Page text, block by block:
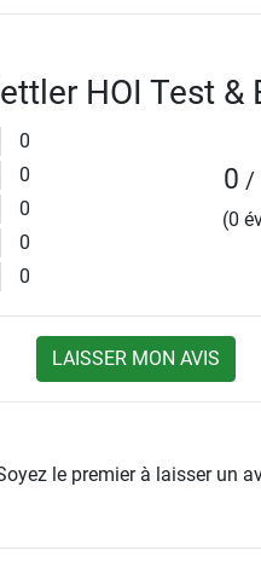
HOI Test &
0
0
0
0
0
0 /
(0
LAISSER MON AVIS
le premier à laisser un